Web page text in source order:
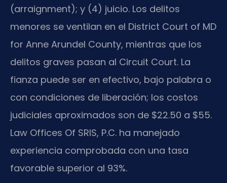
(arraignment); y (4) juicio. Los delitos
menores se ventilan en el District Court of MD
for Anne Arundel County, mientras que los
delitos graves pasan al Circuit Court. La
fianza puede ser en efectivo, bajo palabra o
con condiciones de liberación; los costos
judiciales aproximados son de $22.50 a $55.
Law Offices Of SRIS, P.C. ha manejado
experiencia comprobada con una tasa
favorable superior al 93%.